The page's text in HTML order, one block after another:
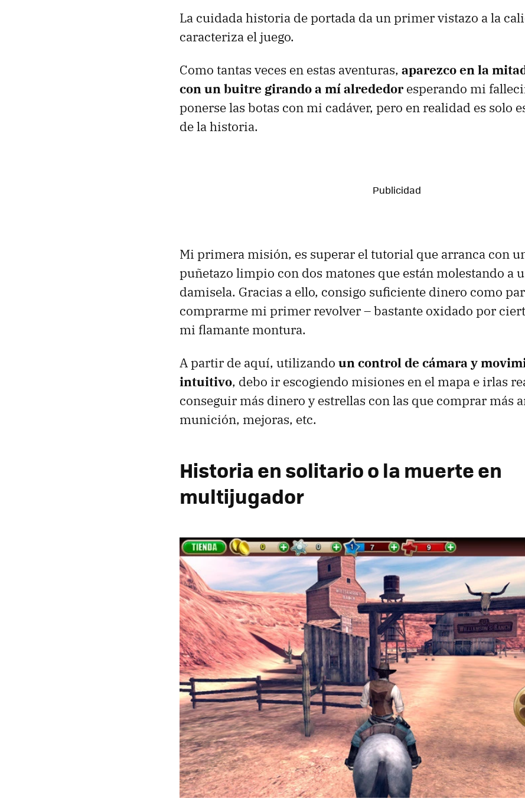
La cuidada historia de portada da un primer vistazo a la
caracteriza el juego.
Como tantas veces en estas aventuras, aparezco en la
con un buitre girando a mí alrededor esperando mi
ponerse las botas con mi cadáver, pero en realidad es solo
de la historia.
Mi primera misión, es superar el tutorial que arranca con
puñetazo limpio con dos matones que están molestando a
damisela. Gracias a ello, consigo suficiente dinero como
comprarme mi primer revolver – bastante oxidado por
mi flamante montura.
A partir de aquí, utilizando un control de cámara y
intuitivo, debo ir escogiendo misiones en el mapa e irlas
conseguir más dinero y estrellas con las que comprar más
munición, mejoras, etc.
Historia en solitario o la muerte en
multijugador